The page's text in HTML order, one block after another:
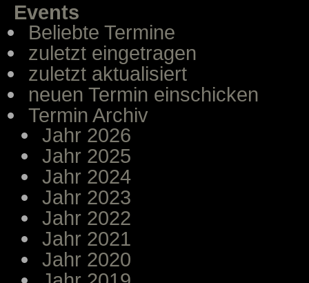
Events
Beliebte Termine
zuletzt eingetragen
zuletzt aktualisiert
neuen Termin einschicken
Termin Archiv
Jahr 2026
Jahr 2025
Jahr 2024
Jahr 2023
Jahr 2022
Jahr 2021
Jahr 2020